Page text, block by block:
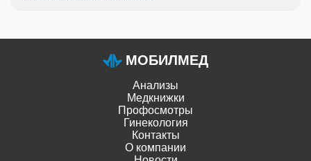
МОБИЛМЕД
Анализы
Медкнижки
Профосмотры
Гинекология
Контакты
О компании